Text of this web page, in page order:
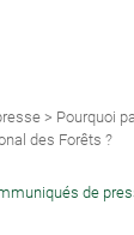
> Pourquoi
des Forêts ?
de